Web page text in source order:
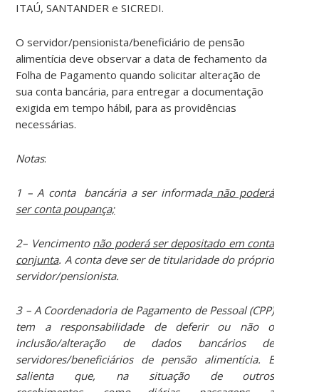
ITAÚ, SANTANDER e SICREDI.
O servidor/pensionista/beneficiário de pensão
alimentícia deve observar a data de fechamento da
Folha de Pagamento quando solicitar alteração de
sua conta bancária, para entregar a documentação
exigida em tempo hábil, para as providências
necessárias.
Notas:
1 – A conta bancária a ser informadanão poderá
ser conta poupança;
2– Vencimento não poderá ser depositado em conta
conjunta. A conta deve ser de titularidade do próprio
servidor/pensionista.
3 – A Coordenadoria de Pagamento de Pessoal (CPP)
tem a responsabilidade de deferir ou não o
inclusão/alteração de dados bancários de
servidores/beneficiários de pensão alimentícia. E
salienta que, na situação de outros